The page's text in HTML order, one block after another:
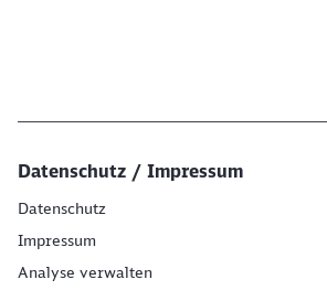
Datenschutz / Impressum
Datenschutz
Impressum
Analyse verwalten